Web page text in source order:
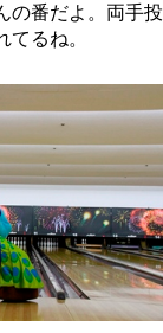
の番だよ。両手投
てるね。